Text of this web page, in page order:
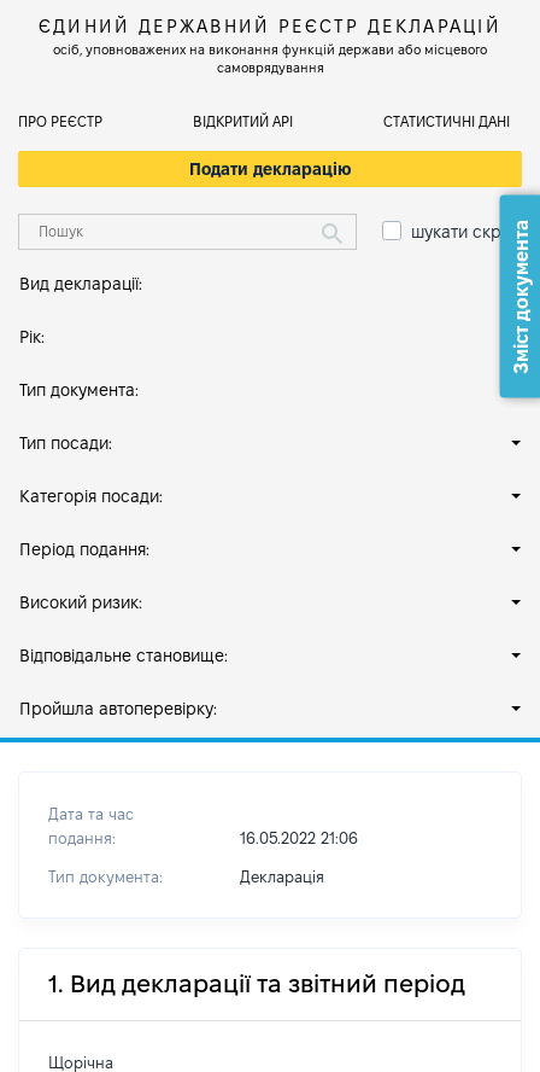
ЄДИНИЙ ДЕРЖАВНИЙ РЕЄСТР ДЕКЛАРАЦІЙ
осіб, уповноважених на виконання функцій держави або місцевого
самоврядування
ПРО РЕЄСТР ВІДКРИТИЙ АРІ СТАТИСТИЧНІ ДАНІ
Подати декларацію
шукати скрізь
Вид декларації:
Рік:
Тип документа:
Тип посади:
Категорія посади:
Період подання:
Високий ризик:
Відповідальне становище:
Пройшла автоперевірку:
Дата та час
подання:
16.05.2022 21:06
Тип документа: Декларація
1. Вид декларації та звітний період
Щорічна
Зміст документа